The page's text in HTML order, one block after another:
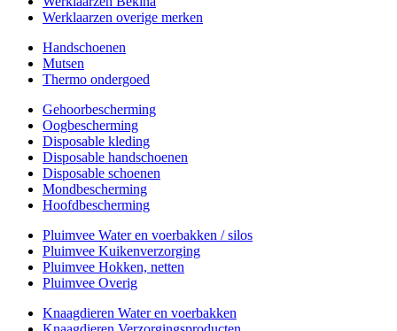
Werklaarzen overige merken
Handschoenen
Mutsen
Thermo ondergoed
Gehoorbescherming
Oogbescherming
Disposable kleding
Disposable handschoenen
Disposable schoenen
Mondbescherming
Hoofdbescherming
Pluimvee Water en voerbakken / silos
Pluimvee Kuikenverzorging
Pluimvee Hokken, netten
Pluimvee Overig
Knaagdieren Water en voerbakken